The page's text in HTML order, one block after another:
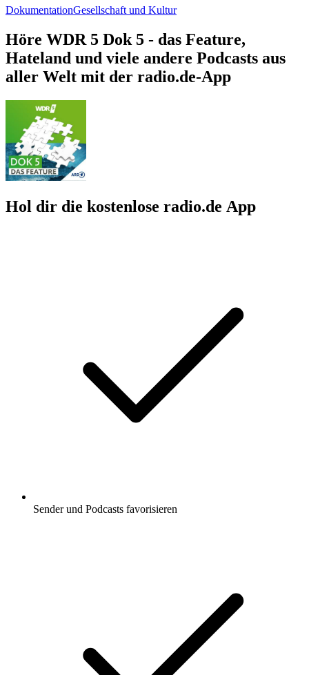
DokumentationGesellschaft und Kultur
Höre WDR 5 Dok 5 - das Feature,
Hateland und viele andere Podcasts aus
aller Welt mit der radio.de-App
Hol dir die kostenlose radio.de App
Sender und Podcasts favorisieren